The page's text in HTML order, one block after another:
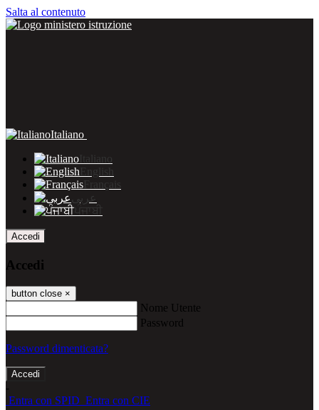
Salta al contenuto
Italiano
Italiano
English
Français
عربى
ਪੰਜਾਬੀ
Accedi
Accedi
button close ×
Nome Utente
Password
Password dimenticata?
-
Entra con SPID Entra con CIE